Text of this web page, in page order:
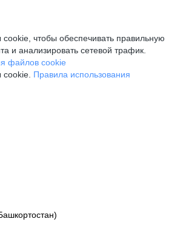
чтобы обеспечивать правильную
и анализировать сетевой трафик.
файлов cookie
Правила использования